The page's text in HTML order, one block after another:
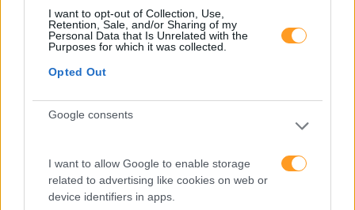
I want to opt-out of Collection, Use,
Retention, Sale, and/or Sharing of my
Personal Data that Is Unrelated with the
Purposes for which it was collected.
Opted Out
Google consents
I want to allow Google to enable storage
related to advertising like cookies on web or
device identifiers in apps.
O futuro dos líderes é
decidir com base em
dados e os dados
Fazer perguntas tira-nos
do piloto automático